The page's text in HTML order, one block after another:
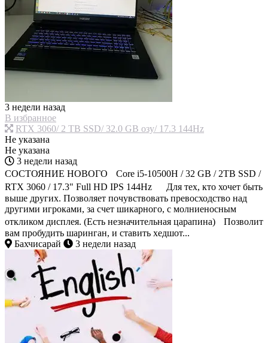
3 недели назад
В избранное
RTX 3060/ 2 TB SSD/ 32.0 GB озу/ 17.3 144Hz
Не указана
Не указана
3 недели назад
СОСТОЯНИЕ НОВОГО Core i5-10500H / 32 GB / 2TB SSD /
RTX 3060 / 17.3" Full HD IPS 144Hz Для тех, кто хочет быть
выше других. Позволяет почувствовать превосходство над
другими игроками, за счет шикарного, с молниеносным
откликом дисплея. (Есть незначительная царапина) Позволит
вам пробудить шаринган, и ставить хедшот...
Бахчисарай
3 недели назад